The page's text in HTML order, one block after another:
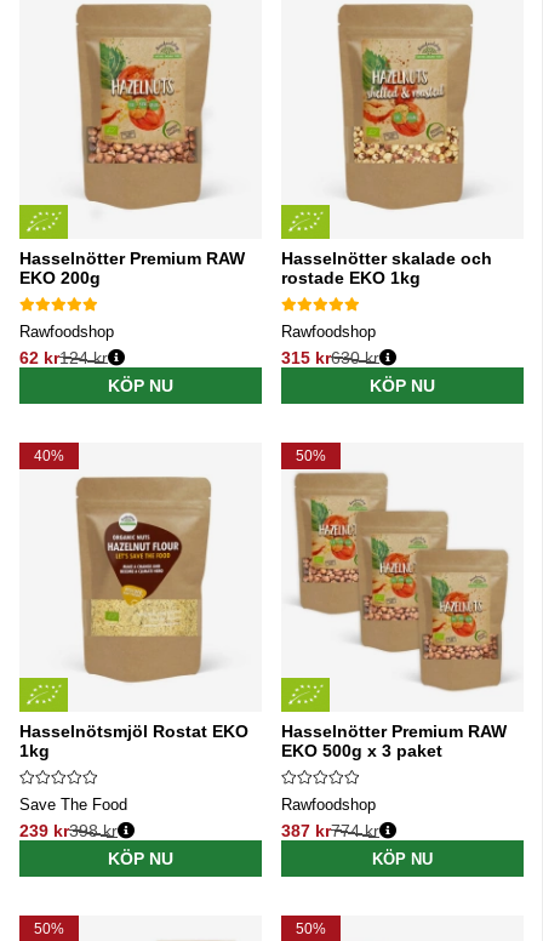
Hasselnötter Premium RAW
EKO 200g
Rawfoodshop
62 kr
Ordinarie pris:
124 kr
KÖP NU
Hasselnötter skalade och
rostade EKO 1kg
Rawfoodshop
315 kr
Ordinarie pris:
630 kr
KÖP NU
40%
Hasselnötsmjöl Rostat EKO
1kg
Save The Food
239 kr
Ordinarie pris:
398 kr
KÖP NU
50%
Hasselnötter Premium RAW
EKO 500g x 3 paket
Rawfoodshop
387 kr
Ordinarie pris:
774 kr
KÖP NU
50% 50%